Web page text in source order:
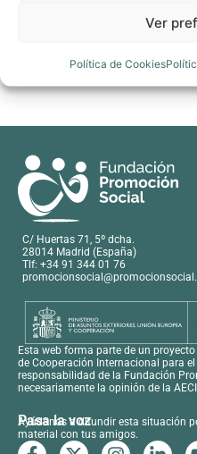
Ver
Política de Cookies
C/ Huertas 71, 5º dcha.
28014 Madrid (España)
Tlf: +34 91 344 01 76
Esta web forma parte de un
de Cooperación Internacional para
responsabilidad de la Fundación
necesariamente la opinión de la
Pasa la voz
Ayúdanos a difundir esta situación
material con tus amigos.